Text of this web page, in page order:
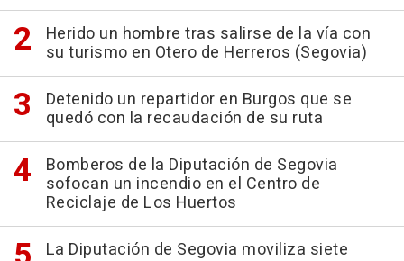
Herido un hombre tras salirse de la vía con
su turismo en Otero de Herreros (Segovia)
Detenido un repartidor en Burgos que se
quedó con la recaudación de su ruta
Bomberos de la Diputación de Segovia
sofocan un incendio en el Centro de
Reciclaje de Los Huertos
La Diputación de Segovia moviliza siete